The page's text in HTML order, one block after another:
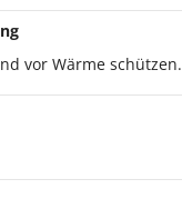
vor Wärme schützen.